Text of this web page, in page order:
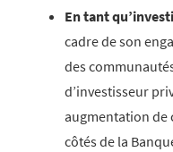
En tant
cadre de son
des
d’investisseur
augmentation de
côtés de la